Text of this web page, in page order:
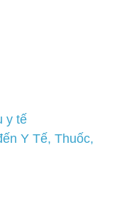
y tế
Y Tế, Thuốc,